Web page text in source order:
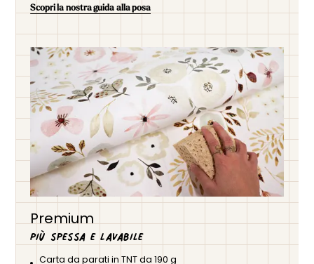
Scopri la nostra guida alla posa
Premium
Più spessa e lavabile
Carta da parati in TNT da 190 g